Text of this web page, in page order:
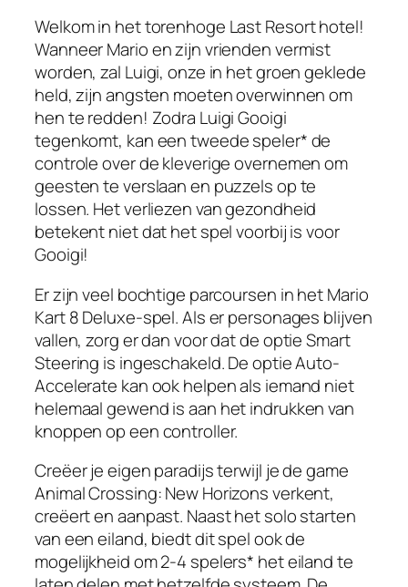
Welkom in het torenhoge Last Resort hotel!
Wanneer Mario en zijn vrienden vermist
worden, zal Luigi, onze in het groen geklede
held, zijn angsten moeten overwinnen om
hen te redden! Zodra Luigi Gooigi
tegenkomt, kan een tweede speler* de
controle over de kleverige overnemen om
geesten te verslaan en puzzels op te
lossen. Het verliezen van gezondheid
betekent niet dat het spel voorbij is voor
Gooigi!
Er zijn veel bochtige parcoursen in het Mario
Kart 8 Deluxe-spel. Als er personages blijven
vallen, zorg er dan voor dat de optie Smart
Steering is ingeschakeld. De optie Auto-
Accelerate kan ook helpen als iemand niet
helemaal gewend is aan het indrukken van
knoppen op een controller.
Creëer je eigen paradijs terwijl je de game
Animal Crossing: New Horizons verkent,
creëert en aanpast. Naast het solo starten
van een eiland, biedt dit spel ook de
mogelijkheid om 2-4 spelers* het eiland te